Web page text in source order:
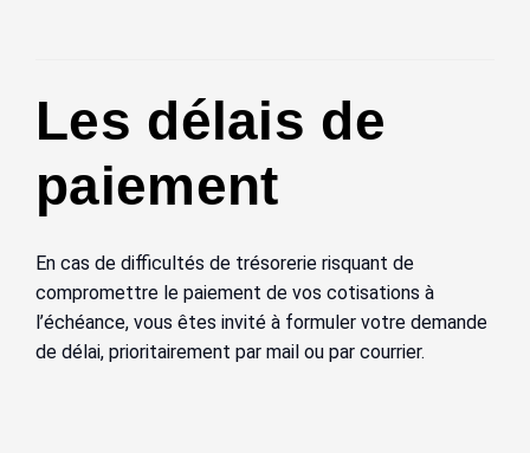
Les délais de
paiement
En cas de difficultés de trésorerie risquant de
compromettre le paiement de vos cotisations à
l’échéance, vous êtes invité à formuler votre demande
de délai, prioritairement par mail ou par courrier.